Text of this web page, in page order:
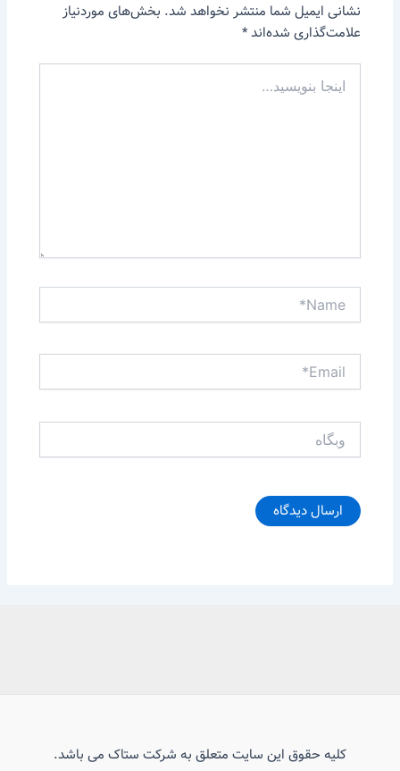
نشانی ایمیل شما منتشر نخواهد شد. بخش‌های موردنیاز
علامت‌گذاری شده‌اند*
بنویسید…
Name*
Email*
کلیه حقوق این سایت متعلق به شرکت ستاک می باشد.